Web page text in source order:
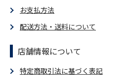
お支払方法
配送方法・送料について
店舗情報について
特定商取引法に基づく表記